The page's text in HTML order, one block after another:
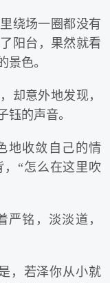
绕场一圈都没有
阳台，果然就看
景色。
却意外地发现，
钰的声音。
地收敛自己的情
“怎么在这里吹
铭，淡淡道，
，若泽你从小就